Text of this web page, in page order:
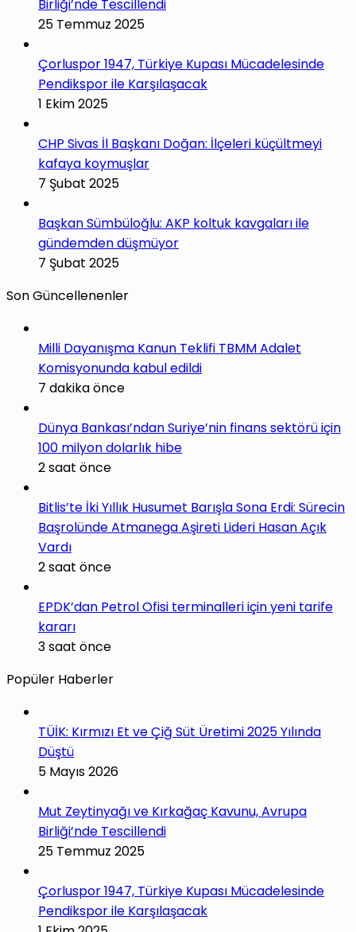
Birliği’nde Tescillendi
25 Temmuz 2025
Çorluspor 1947, Türkiye Kupası Mücadelesinde
Pendikspor ile Karşılaşacak
1 Ekim 2025
CHP Sivas İl Başkanı Doğan: İlçeleri küçültmeyi
kafaya koymuşlar
7 Şubat 2025
Başkan Sümbüloğlu: AKP koltuk kavgaları ile
gündemden düşmüyor
7 Şubat 2025
Son Güncellenenler
Milli Dayanışma Kanun Teklifi TBMM Adalet
Komisyonunda kabul edildi
7 dakika önce
Dünya Bankası’ndan Suriye’nin finans sektörü için
100 milyon dolarlık hibe
2 saat önce
Bitlis’te İki Yıllık Husumet Barışla Sona Erdi: Sürecin
Başrolünde Atmanega Aşireti Lideri Hasan Açık
Vardı
2 saat önce
EPDK’dan Petrol Ofisi terminalleri için yeni tarife
kararı
3 saat önce
Popüler Haberler
TÜİK: Kırmızı Et ve Çiğ Süt Üretimi 2025 Yılında
Düştü
5 Mayıs 2026
Mut Zeytinyağı ve Kırkağaç Kavunu, Avrupa
Birliği’nde Tescillendi
25 Temmuz 2025
Çorluspor 1947, Türkiye Kupası Mücadelesinde
Pendikspor ile Karşılaşacak